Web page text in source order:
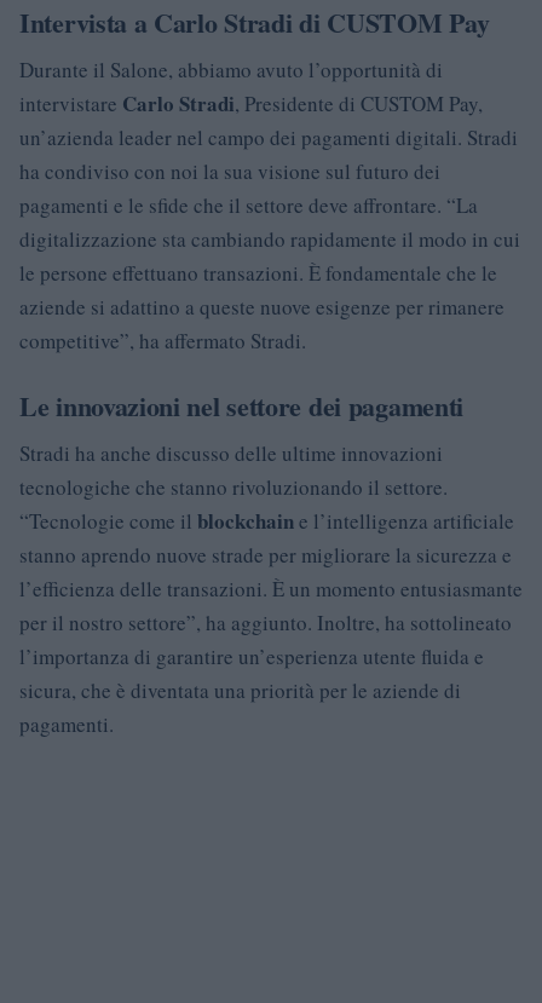
Intervista a Carlo Stradi di CUSTOM Pay
Durante il Salone, abbiamo avuto l’opportunità di
intervistare Carlo Stradi, Presidente di CUSTOM Pay,
un’azienda leader nel campo dei pagamenti digitali. Stradi
ha condiviso con noi la sua visione sul futuro dei
pagamenti e le sfide che il settore deve affrontare. “La
digitalizzazione sta cambiando rapidamente il modo in cui
le persone effettuano transazioni. È fondamentale che le
aziende si adattino a queste nuove esigenze per rimanere
competitive”, ha affermato Stradi.
Le innovazioni nel settore dei pagamenti
Stradi ha anche discusso delle ultime innovazioni
tecnologiche che stanno rivoluzionando il settore.
“Tecnologie come il blockchaine l’intelligenza artificiale
stanno aprendo nuove strade per migliorare la sicurezza e
l’efficienza delle transazioni. È un momento entusiasmante
per il nostro settore”, ha aggiunto. Inoltre, ha sottolineato
l’importanza di garantire un’esperienza utente fluida e
sicura, che è diventata una priorità per le aziende di
pagamenti.